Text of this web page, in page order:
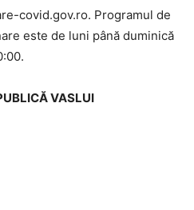
covid.gov.ro. Programul de
este de luni până duminică
VASLUI